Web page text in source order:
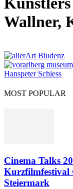
Wallner,
MOST POPULAR
Cinema Talks
Kurzfilmfestival
Steiermark